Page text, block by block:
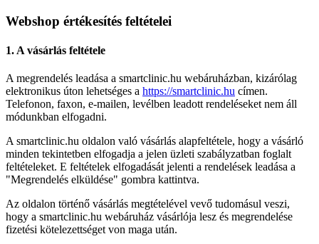
Webshop értékesítés feltételei
1. A vásárlás feltétele
A megrendelés leadása a smartclinic.hu webáruházban, kizárólag
elektronikus úton lehetséges a https://smartclinic.hu címen.
Telefonon, faxon, e-mailen, levélben leadott rendeléseket nem áll
módunkban elfogadni.
A smartclinic.hu oldalon való vásárlás alapfeltétele, hogy a vásárló
minden tekintetben elfogadja a jelen üzleti szabályzatban foglalt
feltételeket. E feltételek elfogadását jelenti a rendelések leadása a
"Megrendelés elküldése" gombra kattintva.
Az oldalon történő vásárlás megtételével vevő tudomásul veszi,
hogy a smartclinic.hu webáruház vásárlója lesz és megrendelése
fizetési kötelezettséget von maga után.